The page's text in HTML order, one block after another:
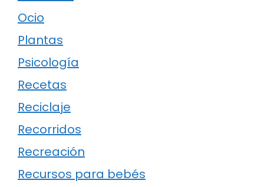
Ocio
Plantas
Psicología
Recetas
Reciclaje
Recorridos
Recreación
Recursos para bebés